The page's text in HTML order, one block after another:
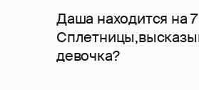
Даша находится на
девочка?